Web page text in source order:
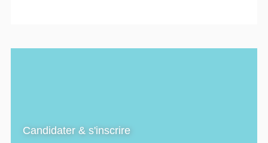
Candidater & s'inscrire